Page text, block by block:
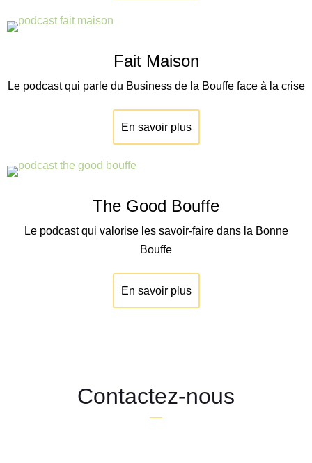
Fait Maison
Le podcast qui parle du Business de la Bouffe face à la crise
En savoir plus
The Good Bouffe
Le podcast qui valorise les savoir-faire dans la Bonne
Bouffe
En savoir plus
Contactez-nous